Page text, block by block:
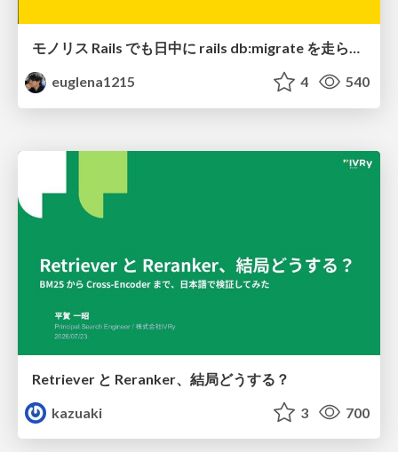
モノリス Rails でも日中に rails db:migrate を走らせたい！ / Daytime rails db:migrate on Monolithic Rails!
euglena1215
4 540
Retriever と Reranker、結局どうする？
kazuaki
3 700